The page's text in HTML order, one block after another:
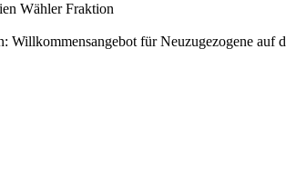
Wähler Fraktion
für Neuzugezogene auf